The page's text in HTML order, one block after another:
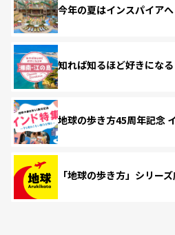
今年の夏はインスパイアへ
知れば知るほど好きにな
地球の歩き方45周年記念
「地球の歩き方」シリー